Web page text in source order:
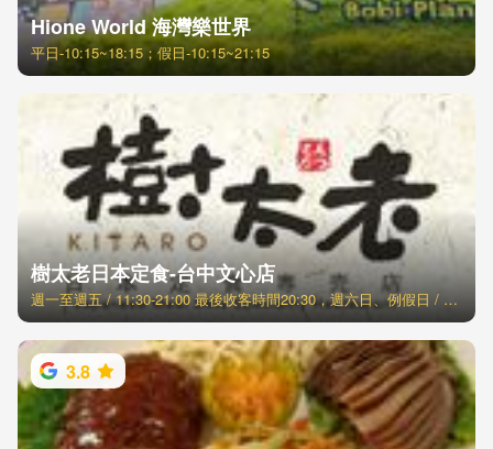
Hione World 海灣樂世界
平日-10:15~18:15；假日-10:15~21:15
樹太老日本定食-台中文心店
週一至週五 / 11:30-21:00 最後收客時間20:30，週六日、例假日 / 11:00-21:30 最後收客時間21:00
3.8